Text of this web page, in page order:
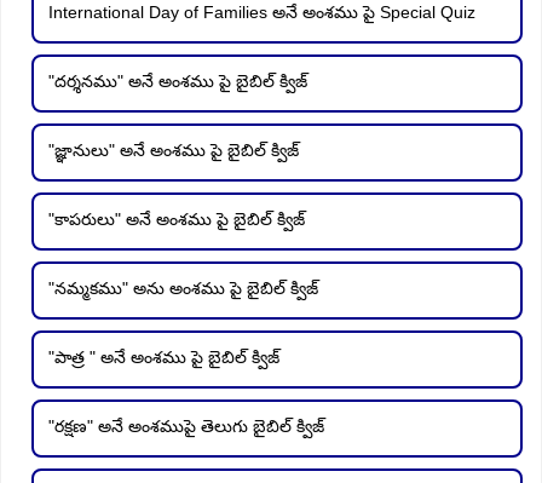
International Day of Families అనే అంశము పై Special Quiz
"దర్శనము" అనే అంశము పై బైబిల్ క్విజ్
"జ్ఞానులు" అనే అంశము పై బైబిల్ క్విజ్
"కాపరులు" అనే అంశము పై బైబిల్ క్విజ్
"నమ్మకము" అను అంశము పై బైబిల్ క్విజ్
"పాత్ర " అనే అంశము పై బైబిల్ క్విజ్
"రక్షణ" అనే అంశముపై తెలుగు బైబిల్ క్విజ్